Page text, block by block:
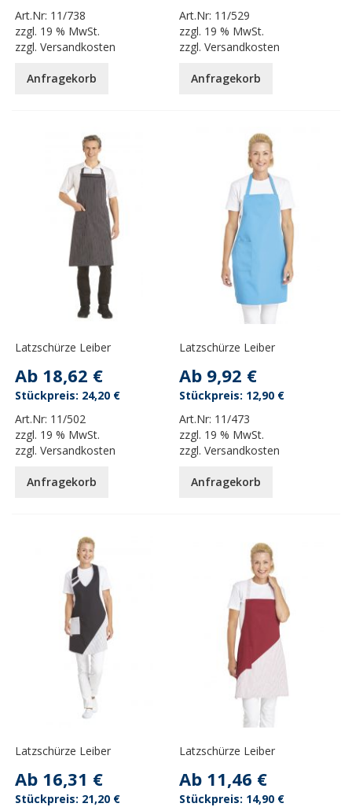
Art.Nr: 11/738
zzgl. 19 % MwSt.
zzgl.Versandkosten
Anfragekorb
Art.Nr: 11/529
zzgl. 19 % MwSt.
zzgl.Versandkosten
Anfragekorb
Latzschürze Leiber
Ab 18,62 €
Art.Nr: 11/502
zzgl. 19 % MwSt.
zzgl.Versandkosten
24,20 €
Anfragekorb
Latzschürze Leiber
Ab 9,92 €
Art.Nr: 11/473
zzgl. 19 % MwSt.
zzgl.Versandkosten
12,90 €
Anfragekorb
Latzschürze Leiber
Ab 16,31 €
21,20 €
Latzschürze Leiber
Ab 11,46 €
14,90 €